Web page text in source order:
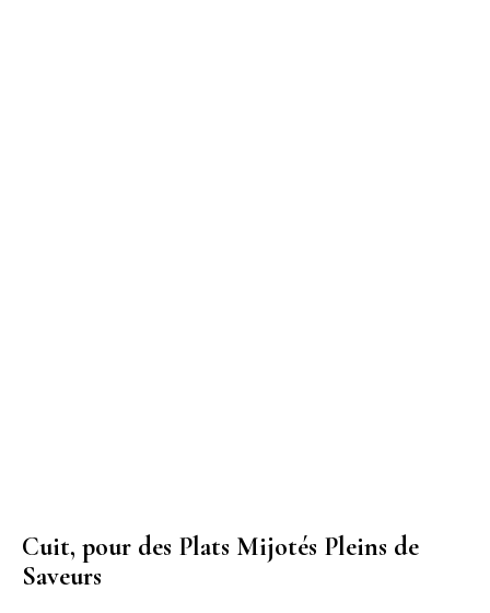
Cuit, pour des Plats Mijotés Pleins de
Saveurs